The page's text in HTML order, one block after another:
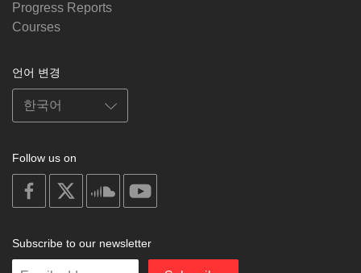
Progress Reports
Courses
언어 변경
Follow us on
on
facebook
soundcloud
Subscribe to our newsletter
Enter